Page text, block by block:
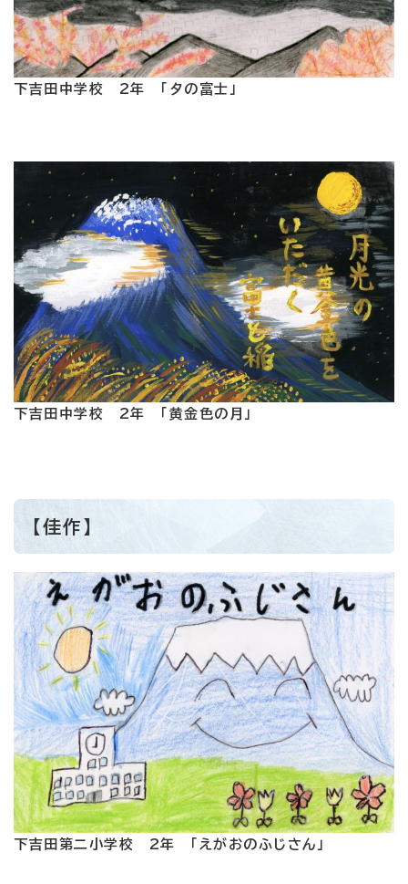
下吉田中学校 2年 「夕の富士」
下吉田中学校 2年 「黄金色の月」
【佳作】
下吉田第二小学校 2年 「えがおのふじさん」